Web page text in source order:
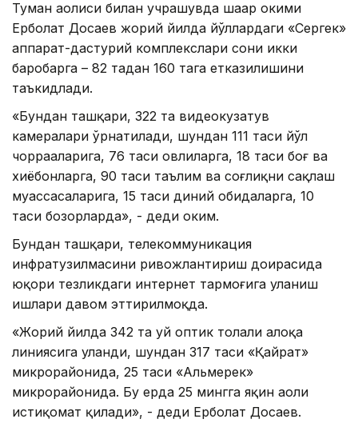
Туман аҳолиси билан учрашувда шаҳар ҳокими
Ерболат Досаев жорий йилда йўллардаги «Сергек»
аппарат-дастурий комплекслари сони икки
баробарга – 82 тадан 160 тага етказилишини
таъкидлади.
«Бундан ташқари, 322 та видеокузатув
камералари ўрнатилади, шундан 111 таси йўл
чорраҳаларига, 76 таси ҳовлиларга, 18 таси боғ ва
хиёбонларга, 90 таси таълим ва соғлиқни сақлаш
муассасаларига, 15 таси диний обидаларга, 10
таси бозорларда», - деди ҳоким.
Бундан ташқари, телекоммуникация
инфратузилмасини ривожлантириш доирасида
юқори тезликдаги интернет тармоғига уланиш
ишлари давом эттирилмоқда.
«Жорий йилда 342 та уй оптик толали алоқа
линиясига уланди, шундан 317 таси «Қайрат»
микрорайонида, 25 таси «Альмерек»
микрорайонида. Бу ерда 25 мингга яқин аҳоли
истиқомат қилади», - деди Ерболат Досаев.